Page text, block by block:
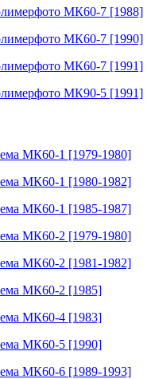
МК60-7 [1988]
МК60-7 [1990]
МК60-7 [1991]
МК90-5 [1991]
МК60-1 [1979-1980]
МК60-1 [1980-1982]
МК60-1 [1985-1987]
МК60-2 [1979-1980]
МК60-2 [1981-1982]
МК60-2 [1985]
МК60-4 [1983]
МК60-5 [1990]
МК60-6 [1989-1993]